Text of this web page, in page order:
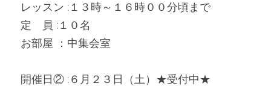
レッスン :１３時～１６時００分頃まで
定　員 :１０名
お部屋 ：中集会室
開催日② :６月２３日（土）★受付中★